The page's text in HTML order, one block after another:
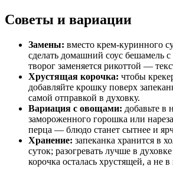
Советы и вариации
Замены: вместо крем-куринного
сделать домашний соус бешамель
творог заменяется рикоттой —
Хрустящая корочка: чтобы
добавляйте крошку поверх
самой отправкой в духовку.
Вариация с овощами: добавьте в
замороженного горошка или
перца — блюдо станет сытнее и
Хранение: запеканка хранится в
суток; разогревать лучше в
корочка осталась хрустящей, а не